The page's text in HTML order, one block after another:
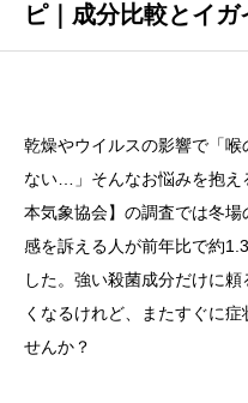
ピ｜成分比較とイ
乾燥やウイルスの影響で「
ない…」そんなお悩みを抱え
本気象協会】の調査では冬
感を訴える人が前年比で約
した。強い殺菌成分だけに
くなるけれど、またすぐに
せんか？